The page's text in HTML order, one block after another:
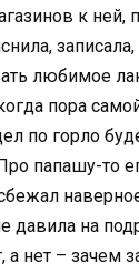
к ней,
любимое
пора
по горло
папашу-то
давила на
а нет – зачем